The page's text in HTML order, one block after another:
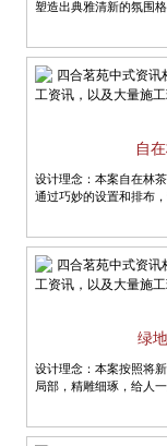
塑造出典雅清新的氛围
自
设计理念：本案自在林
通过巧妙的设置和排布
绿
设计理念：本案按照将
局部，精雕细琢，给人